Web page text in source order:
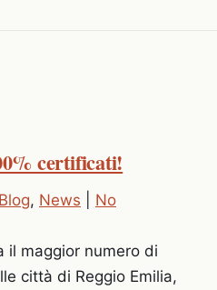
certificati!
Blog, News
No
il maggior numero di
città di Reggio Emilia,